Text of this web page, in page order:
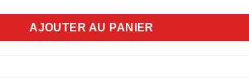
AJOUTER AU PANIER